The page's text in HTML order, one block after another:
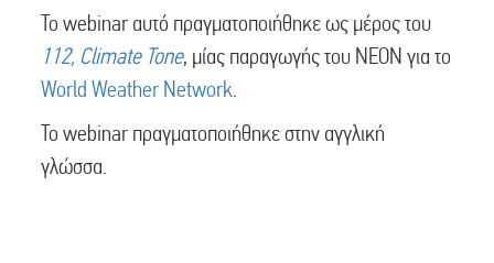
Το webinar αυτό πραγματοποιήθηκε ως μέρος του
112, Climate Tone, μίας παραγωγής του ΝΕΟΝ για το
World Weather Network
Το webinar πραγματοποιήθηκε στην αγγλική
γλώσσα.